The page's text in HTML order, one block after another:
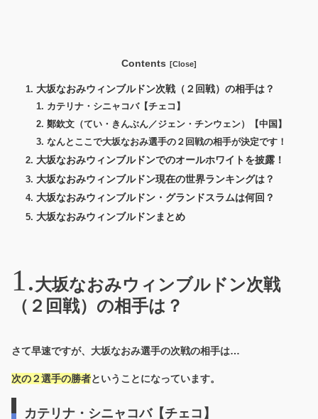
Contents
大坂なおみウィンブルドン次戦（２回戦）の相手は？
カテリナ・シニャコバ【チェコ】
鄭欽文（てい・きんぶん／ジェン・チンウェン）【中国】
なんとここで大坂なおみ選手の２回戦の相手が決定です！
大坂なおみウィンブルドンでのオールホワイトを披露！
大坂なおみウィンブルドン現在の世界ランキングは？
大坂なおみウィンブルドン・グランドスラムは何回？
大坂なおみウィンブルドンまとめ
大坂なおみウィンブルドン次戦
（２回戦）の相手は？
さて早速ですが、大坂なおみ選手の次戦の相手は…
次の２選手の勝者ということになっています。
カテリナ・シニャコバ【チェコ】